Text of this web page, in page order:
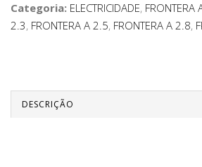
Categoria: ELECTRICIDADE, FRONTERA
2.3, FRONTERA A 2.5, FRONTERA A 2.8,
DESCRIÇÃO